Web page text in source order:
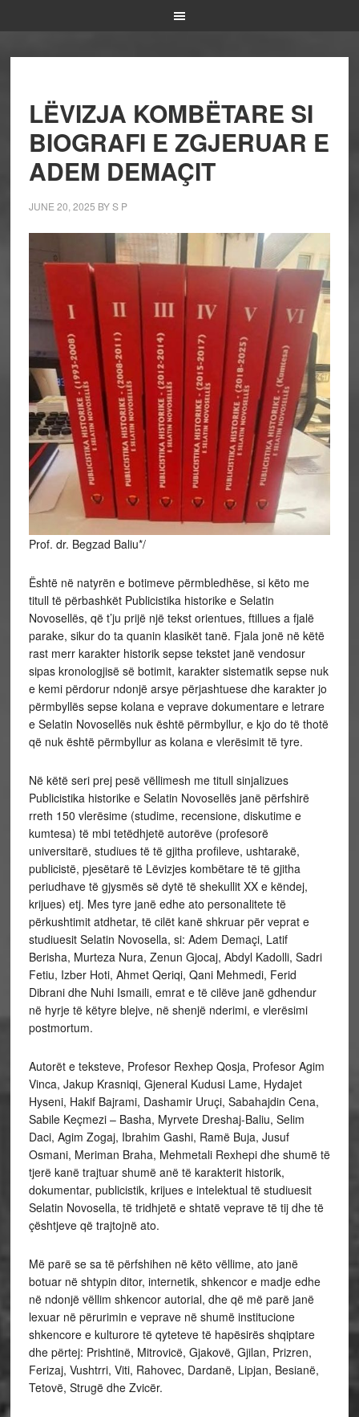
LËVIZJA KOMBËTARE SI
BIOGRAFI E ZGJERUAR E
ADEM DEMAÇIT
JUNE 20, 2025 BYS P
Prof. dr. Begzad Baliu*/
Është në natyrën e botimeve përmbledhëse, si këto me
titull të përbashkët Publicistika historike e Selatin
Novosellës, që t’ju prijë një tekst orientues, ftillues a fjalë
parake, sikur do ta quanin klasikët tanë. Fjala jonë në këtë
rast merr karakter historik sepse tekstet janë vendosur
sipas kronologjisë së botimit, karakter sistematik sepse nuk
e kemi përdorur ndonjë arsye përjashtuese dhe karakter jo
përmbyllës sepse kolana e veprave dokumentare e letrare
e Selatin Novosellës nuk është përmbyllur, e kjo do të thotë
që nuk është përmbyllur as kolana e vlerësimit të tyre.
Në këtë seri prej pesë vëllimesh me titull sinjalizues
Publicistika historike e Selatin Novosellës janë përfshirë
rreth 150 vlerësime (studime, recensione, diskutime e
kumtesa) të mbi tetëdhjetë autorëve (profesorë
universitarë, studiues të të gjitha profileve, ushtarakë,
publicistë, pjesëtarë të Lëvizjes kombëtare të të gjitha
periudhave të gjysmës së dytë të shekullit XX e këndej,
krijues) etj. Mes tyre janë edhe ato personalitete të
përkushtimit atdhetar, të cilët kanë shkruar për veprat e
studiuesit Selatin Novosella, si: Adem Demaçi, Latif
Berisha, Murteza Nura, Zenun Gjocaj, Abdyl Kadolli, Sadri
Fetiu, Izber Hoti, Ahmet Qeriqi, Qani Mehmedi, Ferid
Dibrani dhe Nuhi Ismaili, emrat e të cilëve janë gdhendur
në hyrje të këtyre blejve, në shenjë nderimi, e vlerësimi
postmortum.
Autorët e teksteve, Profesor Rexhep Qosja, Profesor Agim
Vinca, Jakup Krasniqi, Gjeneral Kudusi Lame, Hydajet
Hyseni, Hakif Bajrami, Dashamir Uruçi, Sabahajdin Cena,
Sabile Keçmezi – Basha, Myrvete Dreshaj-Baliu, Selim
Daci, Agim Zogaj, Ibrahim Gashi, Ramë Buja, Jusuf
Osmani, Meriman Braha, Mehmetali Rexhepi dhe shumë të
tjerë kanë trajtuar shumë anë të karakterit historik,
dokumentar, publicistik, krijues e intelektual të studiuesit
Selatin Novosella, të tridhjetë e shtatë veprave të tij dhe të
çështjeve që trajtojnë ato.
Më parë se sa të përfshihen në këto vëllime, ato janë
botuar në shtypin ditor, internetik, shkencor e madje edhe
në ndonjë vëllim shkencor autorial, dhe që më parë janë
lexuar në përurimin e veprave në shumë institucione
shkencore e kulturore të qyteteve të hapësirës shqiptare
dhe përtej: Prishtinë, Mitrovicë, Gjakovë, Gjilan, Prizren,
Ferizaj, Vushtrri, Viti, Rahovec, Dardanë, Lipjan, Besianë,
Tetovë, Strugë dhe Zvicër.